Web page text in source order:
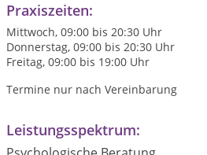
Praxiszeiten:
Mittwoch, 09:00 bis 20:30 Uhr
Donnerstag, 09:00 bis 20:30 Uhr
Freitag, 09:00 bis 19:00 Uhr
Termine nur nach Vereinbarung
Leistungsspektrum: